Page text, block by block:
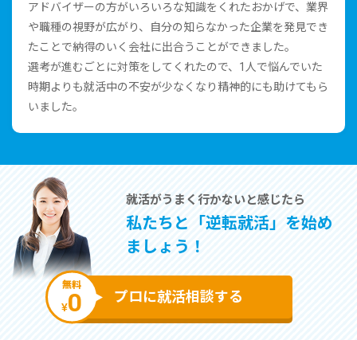
アドバイザーの⽅がいろいろな知識をくれたおかげで、業界
や職種の視野が広がり、⾃分の知らなかった企業を発⾒でき
たことで納得のいく会社に出合うことができました。
選考が進むごとに対策をしてくれたので、1⼈で悩んでいた
時期よりも就活中の不安が少なくなり精神的にも助けてもら
いました。
就活がうまく⾏かないと感じたら
私たちと「逆転就活」を始め
ましょう！
無料
¥0 プロに就活相談する